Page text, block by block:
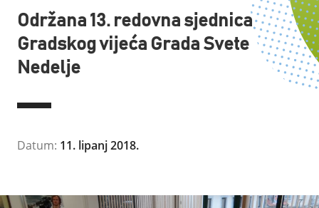
Održana 13. redovna sjednica
Gradskog vijeća Grada Svete
Nedelje
Datum: 11. lipanj 2018.